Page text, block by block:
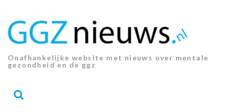
inhoud.
Onafhankelijke website met nieuws over mentale
gezondheid en de ggz